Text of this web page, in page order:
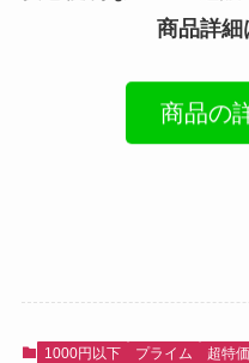
商品詳細
商品の
1000円以下 プライム
超特